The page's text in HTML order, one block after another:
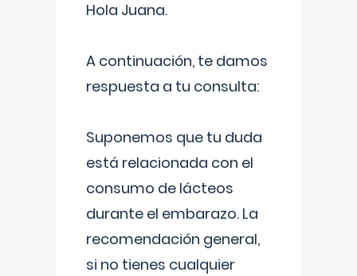
Hola Juana.
A continuación, te damos
respuesta a tu consulta:
Suponemos que tu duda
está relacionada con el
consumo de lácteos
durante el embarazo. La
recomendación general,
si no tienes cualquier